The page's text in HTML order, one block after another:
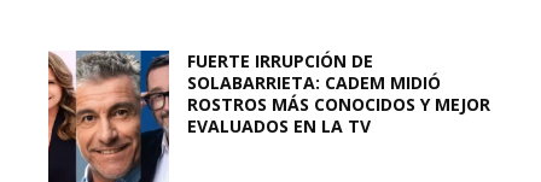
FUERTE IRRUPCIÓN DE
SOLABARRIETA: CADEM MIDIÓ
ROSTROS MÁS CONOCIDOS Y MEJOR
EVALUADOS EN LA TV